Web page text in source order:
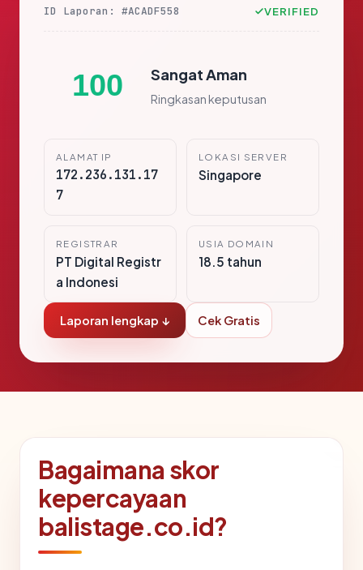
ID Laporan: #ACADF558 VERIFIED
100 Sangat Aman
Ringkasan keputusan
ALAMAT IP
172.236.131.17
7
LOKASI SERVER
Singapore
REGISTRAR
PT Digital Registr
a Indonesi
USIA DOMAIN
18.5 tahun
Laporan lengkap ↓ Cek Gratis
Bagaimana skor
kepercayaan
balistage.co.id?